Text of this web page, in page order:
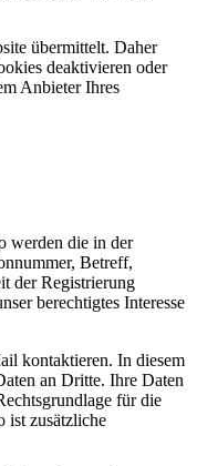
übermittelt. Daher
deaktivieren oder
Anbieter Ihres
werden die in der
Betreff,
der Registrierung
berechtigtes Interesse
kontaktieren. In diesem
an Dritte. Ihre Daten
für die
ist zusätzliche